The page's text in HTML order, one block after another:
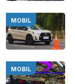
MOBIL
MOBIL